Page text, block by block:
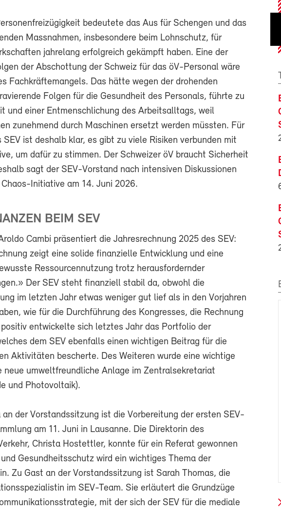
bedeutete das Aus für Schengen und das
Massnahmen, insbesondere beim Lohnschutz, für
jahrelang erfolgreich gekämpft haben. Eine der
der Abschottung der Schweiz für das öV-Personal wäre
Fachkräftemangels. Das hätte wegen der drohenden
Folgen für die Gesundheit des Personals, führte zu
und einer Entmenschlichung des Arbeitsalltags, weil
zunehmend durch Maschinen ersetzt werden müssten. Für
SEV ist deshalb klar, es gibt zu viele Risiken verbunden mit
um dafür zu stimmen. Der Schweizer öV braucht Sicherheit
sagt der SEV-Vorstand nach intensiven Diskussionen
Initiative am 14. Juni 2026.
BEIM SEV
Cambi präsentiert die Jahresrechnung 2025 des SEV:
zeigt eine solide finanzielle Entwicklung und eine
Ressourcennutzung trotz herausfordernder
Der SEV steht finanziell stabil da, obwohl die
im letzten Jahr etwas weniger gut lief als in den Vorjahren
wie für die Durchführung des Kongresses, die Rechnung
entwickelte sich letztes Jahr das Portfolio der
dem SEV ebenfalls einen wichtigen Beitrag für die
Aktivitäten bescherte. Des Weiteren wurde eine wichtige
neue umweltfreundliche Anlage im Zentralsekretariat
und Photovoltaik).
an der Vorstandssitzung ist die Vorbereitung der ersten SEV-
am 11. Juni in Lausanne. Die Direktorin des
Christa Hostettler, konnte für ein Referat gewonnen
Gesundheitsschutz wird ein wichtiges Thema der
Zu Gast an der Vorstandssitzung ist Sarah Thomas, die
im SEV-Team. Sie erläutert die Grundzüge
mit der sich der SEV für die mediale